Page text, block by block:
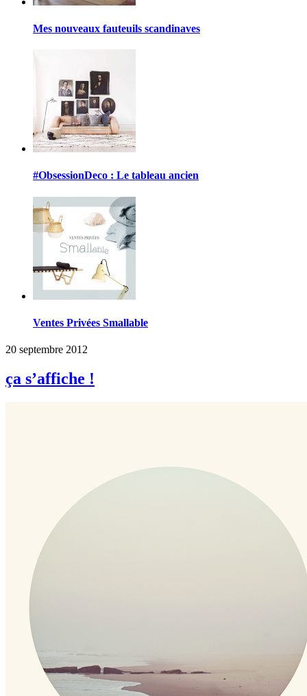
Mes nouveaux fauteuils scandinaves
#ObsessionDeco : Le tableau ancien
Ventes Privées Smallable
20 septembre 2012
ça s’affiche !